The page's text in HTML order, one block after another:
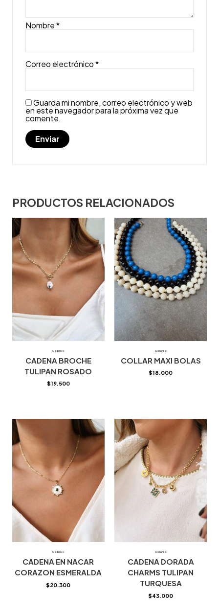
Nombre*
Correo electrónico*
Guarda mi nombre, correo electrónico y web
en este navegador para la próxima vez que
comente.
PRODUCTOS RELACIONADOS
Collares
CADENA BROCHE
TULIPAN ROSADO
$19.500
Collares
COLLAR MAXI BOLAS
$18.000
Collares
CADENA EN NACAR
CORAZON ESMERALDA
$20.300
Collares
CADENA DORADA
CHARMS TULIPAN
TURQUESA
$43.000